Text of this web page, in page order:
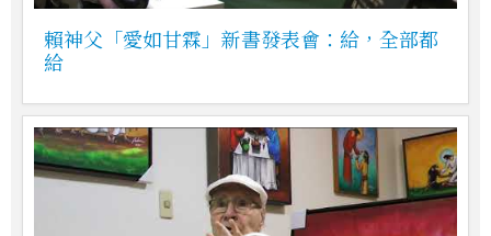
賴神父「愛如甘霖」新書發表會：給，全部都
給